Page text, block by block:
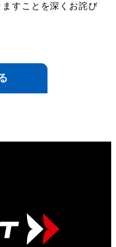
すことを深くお詫び